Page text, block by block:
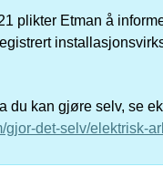
plikter Etman å
du kan gjøre selv, se
gjor-det-selv/elektrisk-